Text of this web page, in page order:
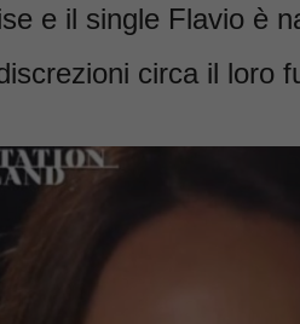
e il single Flavio è
circa il loro